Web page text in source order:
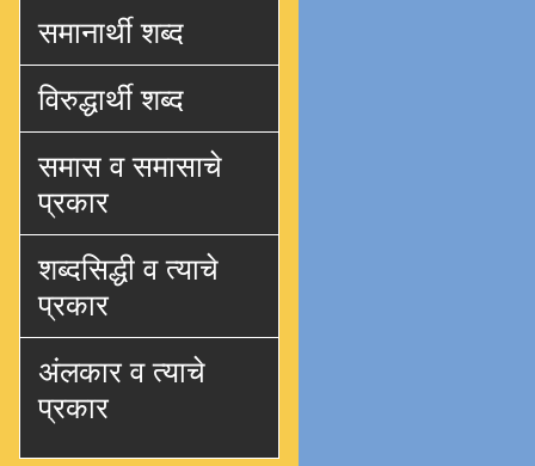
समानार्थी शब्द
विरुद्धार्थी शब्द
समास व समासाचे
प्रकार
शब्दसिद्धी व त्याचे
प्रकार
अंलकार व त्याचे
प्रकार